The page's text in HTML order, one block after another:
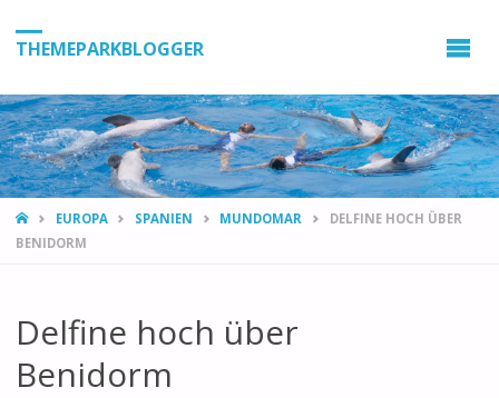
THEMEPARKBLOGGER
HOMEEUROPA SPANIEN MUNDOMAR
DELFINE HOCH ÜBER
BENIDORM
Delfine hoch über
Benidorm